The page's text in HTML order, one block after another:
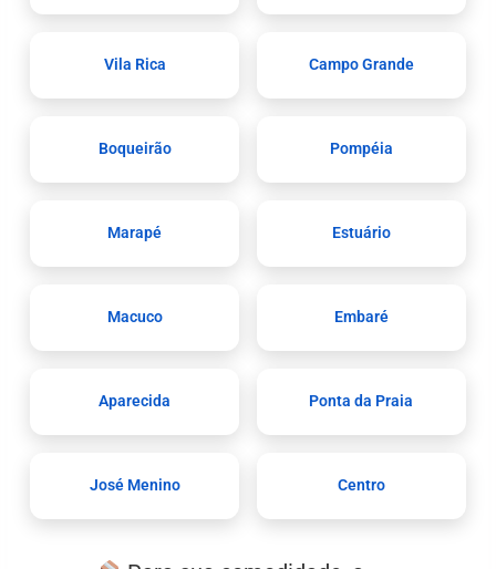
Vila Rica Campo Grande
Boqueirão Pompéia
Marapé Estuário
Macuco Embaré
Aparecida Ponta da Praia
José Menino Centro